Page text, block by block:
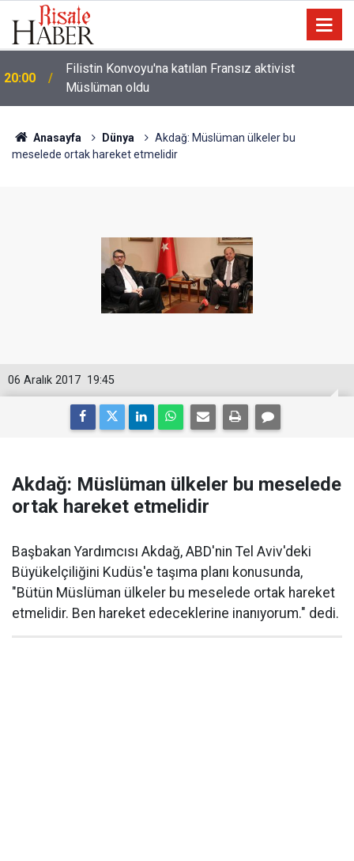
20:00
Filistin Konvoyu'na katılan Fransız aktivist
Müslüman oldu
Anasayfa Dünya
Akdağ: Müslüman ülkeler bu
meselede ortak hareket etmelidir
19:45
06 Aralık 2017
Akdağ: Müslüman ülkeler bu meselede
ortak hareket etmelidir
Başbakan Yardımcısı Akdağ, ABD'nin Tel Aviv'deki
Büyükelçiliğini Kudüs'e taşıma planı konusunda,
"Bütün Müslüman ülkeler bu meselede ortak hareket
etmelidir. Ben hareket edeceklerine inanıyorum." dedi.